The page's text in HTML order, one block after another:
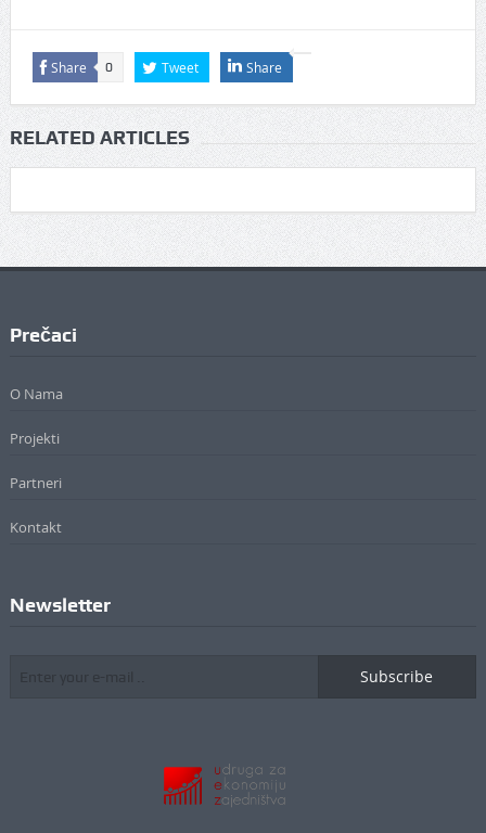
Share 0 Tweet Share
RELATED ARTICLES
Prečaci
O Nama
Projekti
Partneri
Kontakt
Newsletter
Subscribe